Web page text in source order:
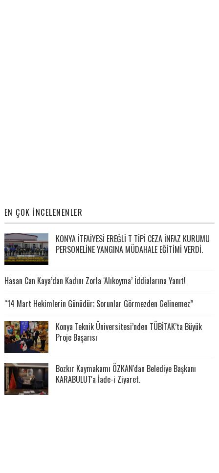
EN ÇOK İNCELENENLER
KONYA İTFAİYESİ EREĞLİ T TİPİ CEZA İNFAZ KURUMU
PERSONELİNE YANGINA MÜDAHALE EĞİTİMİ VERDİ.
Hasan Can Kaya’dan Kadını Zorla ‘Alıkoyma’ İddialarına Yanıt!
“14 Mart Hekimlerin Günüdür; Sorunlar Görmezden Gelinemez”
Konya Teknik Üniversitesi’nden TÜBİTAK’ta Büyük
Proje Başarısı
Bozkır Kaymakamı ÖZKAN'dan Belediye Başkanı
KARABULUT'a İade-i Ziyaret.